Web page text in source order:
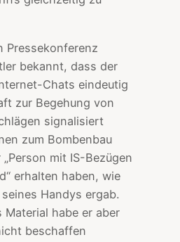
Pressekonferenz
bekannt, dass der
Chats eindeutig
zur Begehung von
signalisiert
zum Bombenbau
mit IS-Bezügen
erhalten haben, wie
Handys ergab.
Material habe er aber
beschaffen